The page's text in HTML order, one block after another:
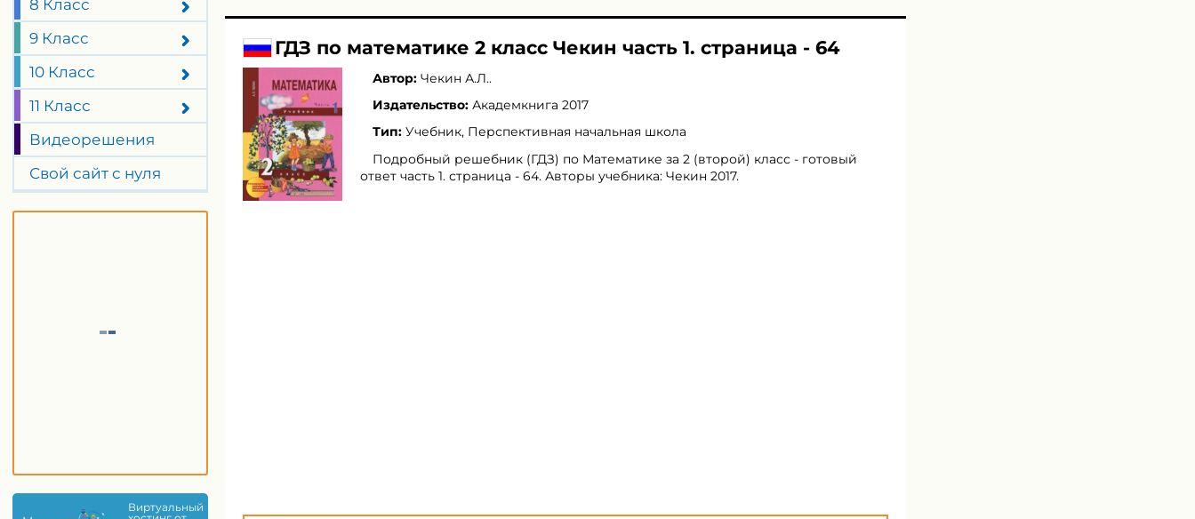
8 Класс
9 Класс
10 Класс
11 Класс
Видеорешения
Свой сайт с нуля
Виртуальный
ГДЗ по математике 2 класс Чекин часть 1. страница - 64
Автор: Чекин А.Л..
Издательство: Академкнига 2017
Тип: Учебник, Перспективная начальная школа
Подробный решебник (ГДЗ) по Математике за 2 (второй) класс - готовый
ответ часть 1. страница - 64. Авторы учебника: Чекин 2017.